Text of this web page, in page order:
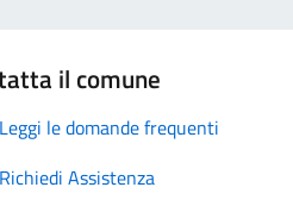
il comune
Leggi le domande frequenti
Richiedi Assistenza